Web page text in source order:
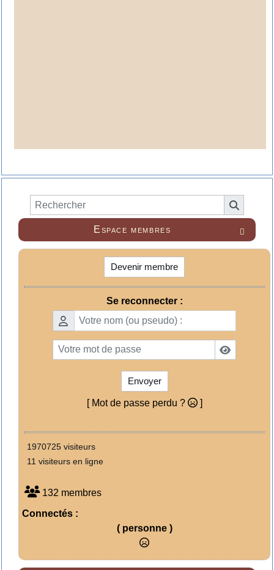

Espace membres
Devenir membre
Se reconnecter :
Envoyer
[ Mot de passe perdu ? ]
1970725 visiteurs
11 visiteurs en ligne
132 membres
Connectés :
( personne )